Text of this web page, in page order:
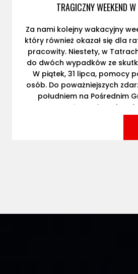
TRAGICZNY WEEKEND
Za nami kolejny wakacyjny
który również okazał się dla
pracowity. Niestety, w
do dwóch wypadków ze
W piątek, 31 lipca, pomocy
osób. Do poważniejszych
południem na Pośrednim
otwartego złamania palca